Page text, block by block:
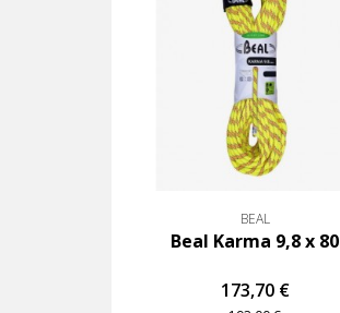
BEAL
Beal Karma 9,8 x 80
173,70 €